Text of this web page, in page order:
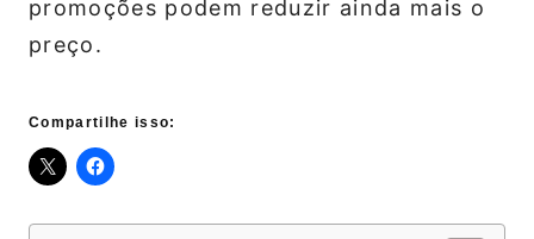
promoções podem reduzir ainda mais o
preço.
Compartilhe isso: